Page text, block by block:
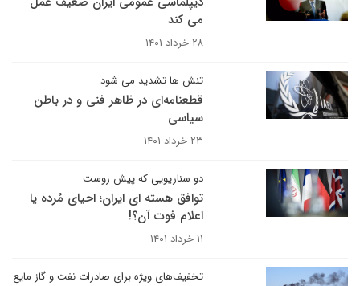
می‌ کند
۲۸ خرداد ۱۴۰۱
تنش ها تشدید می شود
قطعنامه‌ای در ظاهر فنی و در باطن
سیاسی
۲۳ خرداد ۱۴۰۱
دو سناریویی که پیش روست
توافق هسته ای ایران؛ احیای مُرده یا
اعلام فوت آن؟!
۱۱ خرداد ۱۴۰۱
تخفیف‌های ویژه برای صادرات نفت و گاز مایع